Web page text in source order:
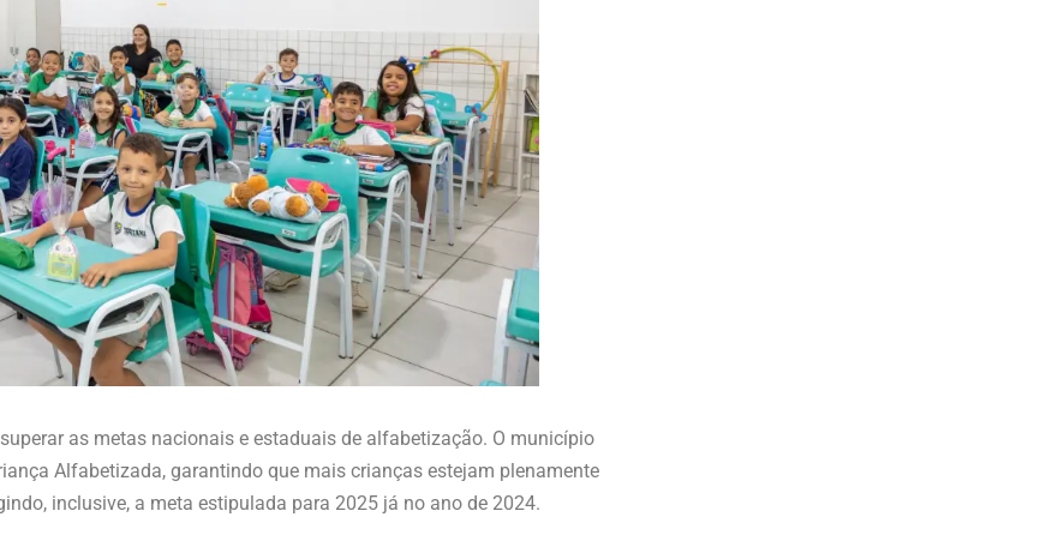
as metas nacionais e estaduais de alfabetização. O município
Alfabetizada, garantindo que mais crianças estejam plenamente
inclusive, a meta estipulada para 2025 já no ano de 2024.